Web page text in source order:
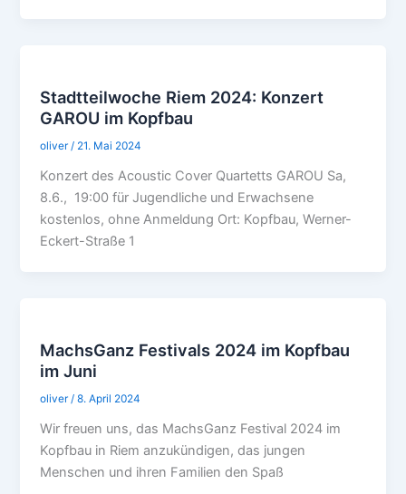
Stadtteilwoche Riem 2024: Konzert
GAROU im Kopfbau
oliver/ 21. Mai 2024
Konzert des Acoustic Cover Quartetts GAROU Sa,
8.6., 19:00 für Jugendliche und Erwachsene
kostenlos, ohne Anmeldung Ort: Kopfbau, Werner-
Eckert-Straße 1
MachsGanz Festivals 2024 im Kopfbau
im Juni
oliver /8. April 2024
Wir freuen uns, das MachsGanz Festival 2024 im
Kopfbau in Riem anzukündigen, das jungen
Menschen und ihren Familien den Spaß